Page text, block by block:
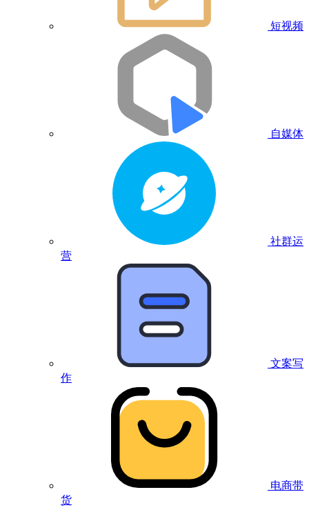
短视频
自媒体
社群运
营
文案写
作
电商带
货